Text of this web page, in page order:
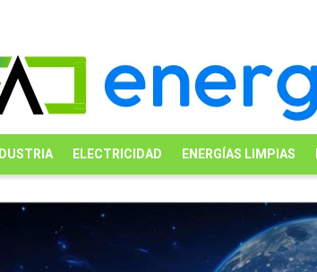
ELECTRICIDAD ENERGÍAS LIMPIAS